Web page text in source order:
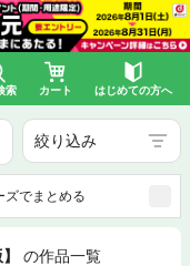
索 カート はじめての方へ
絞り込み
ズでまとめる
の作品一覧